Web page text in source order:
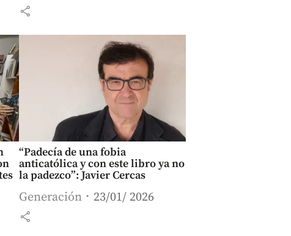
share
“Padecía de una fobia
anticatólica y con este libro ya no
la padezco”: Javier Cercas
Generación 23/01/ 2026
share